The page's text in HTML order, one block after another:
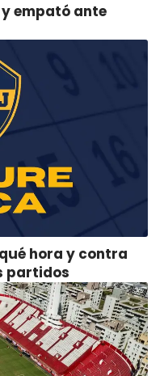
empató ante
hora y contra
partidos